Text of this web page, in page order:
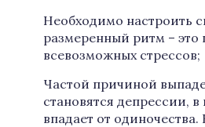
Необходимо настроить
размеренный ритм – это
всевозможных стрессов;
Частой причиной
становятся депрессии,
впадает от